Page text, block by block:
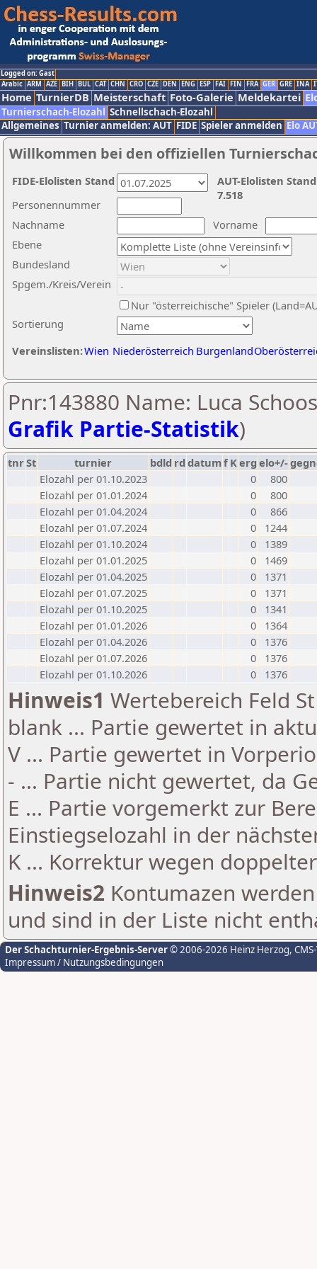
Logged on: Gast
Arabic ARM AZE BIH BUL CAT CHN CRO CZE DEN ENG ESP FAI FIN FRA GER GRE INA
Home TurnierDB Meisterschaft Foto-Galerie Meldekartei
Turnierschach-Elozahl Schnellschach-Elozahl
Allgemeines Turnier anmelden: AUT FIDE Spieler anmelden Elo
Willkommen bei den offiziellen
Nachname
Vorname
Ebene
Sortierung
Personennummer
Bundesland
Spgem./Kreis/Verein
Nur "österreichische" Spieler
Vereinslisten:Wien Niederösterreich Burgenland
AUT-Elolisten
7.518
FIDE-Elolisten Stand
Pnr:143880 Name: Luca
Grafik Partie-Statistik)
tnrSt turnier bdld rd datumf Kerg elo+/-
Elozahl per 01.10.2023
0
800
Elozahl per 01.01.2024
0
800
Elozahl per 01.04.2024
0
866
Elozahl per 01.07.2024
0
1244
Elozahl per 01.10.2024
0
1389
Elozahl per 01.01.2025
0
1469
Elozahl per 01.04.2025
0
1371
Elozahl per 01.07.2025
0
1371
Elozahl per 01.10.2025
0
1341
Elozahl per 01.01.2026
0
1364
Elozahl per 01.04.2026
0
1376
Elozahl per 01.07.2026
0
1376
Elozahl per 01.10.2026
0 1376
Hinweis1 Wertebereich Feld
blank ... Partie gewertet in
V ... Partie gewertet in
- ... Partie nicht gewertet, da
E ... Partie vorgemerkt zur
Einstiegselozahl in der
K ... Korrektur wegen
Hinweis2 Kontumazen
und sind in der Liste nicht
Der Schachturnier-Ergebnis-Server© 2006-2026 Heinz Herzog,
Impressum / Nutzungsbedingungen